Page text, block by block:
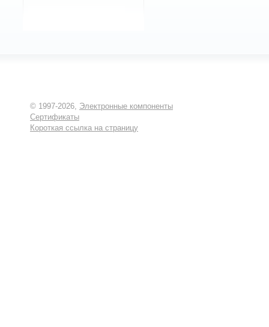
© 1997-2026, Электронные компоненты
Сертификаты
Короткая ссылка на страницу